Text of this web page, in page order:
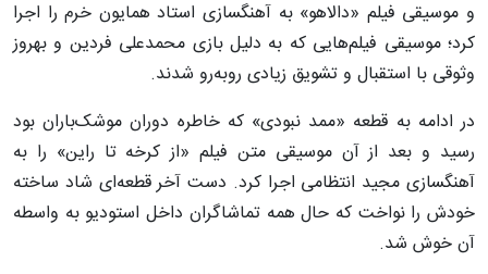
و موسیقی فیلم «دالاهو» به آهنگسازی استاد همایون خرم را اجرا
کرد؛ موسیقی فیلم‌هایی که به دلیل بازی محمدعلی فردین و بهروز
وثوقی با استقبال و تشویق زیادی روبه‌رو شدند.
در ادامه به قطعه «ممد نبودی» که خاطره دوران موشک‌باران بود
رسید و بعد از آن موسیقی متن فیلم «از کرخه تا راین» را به
آهنگسازی مجید انتظامی اجرا کرد. دست آخر قطعه‌ای شاد ساخته
خودش را نواخت که حال همه تماشاگران داخل استودیو به واسطه
آن خوش شد.